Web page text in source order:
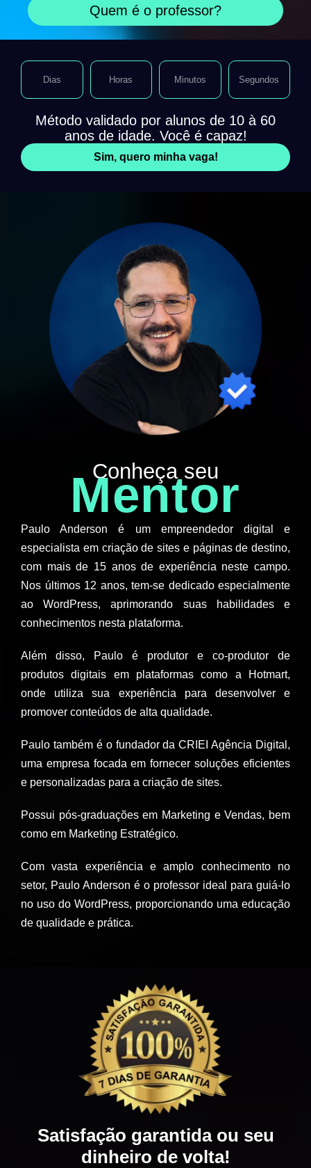
Quem é o professor?
Método validado por alunos de 10 à 60
anos de idade. Você é capaz!
Sim, quero minha vaga!
Dias Horas Minutos Segundos
Conheça seu
Mentor
Paulo Anderson é um empreendedor digital e
especialista em criação de sites e páginas de destino,
com mais de 15 anos de experiência neste campo.
Nos últimos 12 anos, tem-se dedicado especialmente
ao WordPress, aprimorando suas habilidades e
conhecimentos nesta plataforma.
Além disso, Paulo é produtor e co-produtor de
produtos digitais em plataformas como a Hotmart,
onde utiliza sua experiência para desenvolver e
promover conteúdos de alta qualidade.
Paulo também é o fundador da CRIEI Agência Digital,
uma empresa focada em fornecer soluções eficientes
e personalizadas para a criação de sites.
Possui pós-graduações em Marketing e Vendas, bem
como em Marketing Estratégico.
Com vasta experiência e amplo conhecimento no
setor, Paulo Anderson é o professor ideal para guiá-lo
no uso do WordPress, proporcionando uma educação
de qualidade e prática.
Satisfação garantida ou seu
dinheiro de volta!